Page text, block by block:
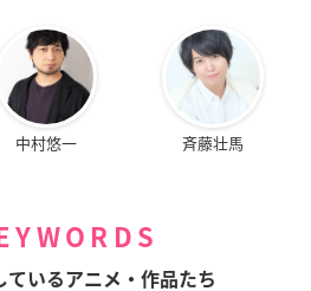
中村悠一 斉藤壮馬
ているアニメ・作品たち